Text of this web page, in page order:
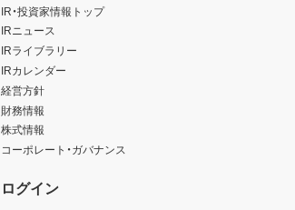
IR・投資家情報トップ
IRニュース
IRライブラリー
IRカレンダー
経営方針
財務情報
株式情報
コーポレート・ガバナンス
ログイン